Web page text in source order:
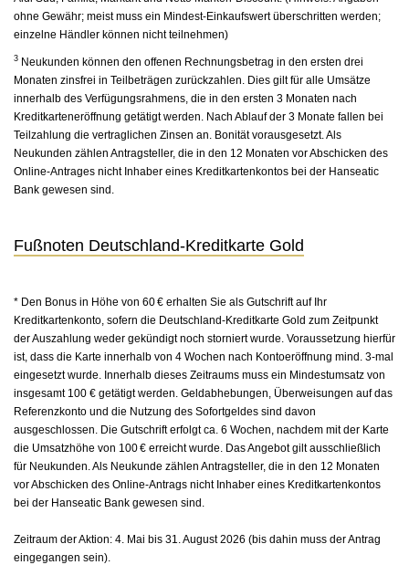
ohne Gewähr; meist muss ein Mindest-Einkaufswert überschritten werden;
einzelne Händler können nicht teilnehmen)
3 Neukunden können den offenen Rechnungsbetrag in den ersten drei
Monaten zinsfrei in Teilbeträgen zurückzahlen. Dies gilt für alle Umsätze
innerhalb des Verfügungsrahmens, die in den ersten 3 Monaten nach
Kreditkarteneröffnung getätigt werden. Nach Ablauf der 3 Monate fallen bei
Teilzahlung die vertraglichen Zinsen an. Bonität vorausgesetzt. Als
Neukunden zählen Antragsteller, die in den 12 Monaten vor Abschicken des
Online-Antrages nicht Inhaber eines Kreditkartenkontos bei der Hanseatic
Bank gewesen sind.
Fußnoten Deutschland-Kreditkarte Gold
* Den Bonus in Höhe von 60 € erhalten Sie als Gutschrift auf Ihr
Kreditkartenkonto, sofern die Deutschland-Kreditkarte Gold zum Zeitpunkt
der Auszahlung weder gekündigt noch storniert wurde. Voraussetzung hierfür
ist, dass die Karte innerhalb von 4 Wochen nach Kontoeröffnung mind. 3-mal
eingesetzt wurde. Innerhalb dieses Zeitraums muss ein Mindestumsatz von
insgesamt 100 € getätigt werden. Geldabhebungen, Überweisungen auf das
Referenzkonto und die Nutzung des Sofortgeldes sind davon
ausgeschlossen. Die Gutschrift erfolgt ca. 6 Wochen, nachdem mit der Karte
die Umsatzhöhe von 100 € erreicht wurde. Das Angebot gilt ausschließlich
für Neukunden. Als Neukunde zählen Antragsteller, die in den 12 Monaten
vor Abschicken des Online-Antrags nicht Inhaber eines Kreditkartenkontos
bei der Hanseatic Bank gewesen sind.
Zeitraum der Aktion: 4. Mai bis 31. August 2026 (bis dahin muss der Antrag
eingegangen sein).